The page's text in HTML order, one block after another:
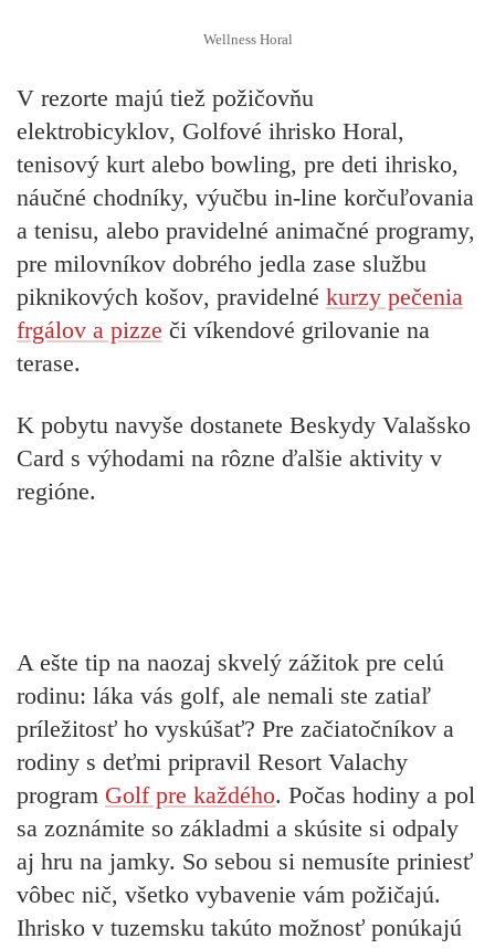
Wellness Horal
V rezorte majú tiež požičovňu
elektrobicyklov, Golfové ihrisko Horal,
tenisový kurt alebo bowling, pre deti ihrisko,
náučné chodníky, výučbu in-line korčuľovania
a tenisu, alebo pravidelné animačné programy,
pre milovníkov dobrého jedla zase službu
piknikových košov, pravidelné kurzy pečenia
frgálov a pizze či víkendové grilovanie na
terase.
K pobytu navyše dostanete Beskydy Valašsko
Card s výhodami na rôzne ďalšie aktivity v
regióne.
A ešte tip na naozaj skvelý zážitok pre celú
rodinu: láka vás golf, ale nemali ste zatiaľ
príležitosť ho vyskúšať? Pre začiatočníkov a
rodiny s deťmi pripravil Resort Valachy
program Golf pre každého. Počas hodiny a pol
sa zoznámite so základmi a skúsite si odpaly
aj hru na jamky. So sebou si nemusíte priniesť
vôbec nič, všetko vybavenie vám požičajú.
Ihrisko v tuzemsku takúto možnosť ponúkajú